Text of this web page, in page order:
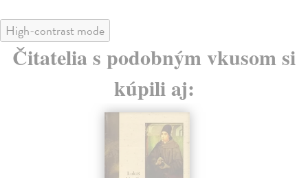
High-contrast mode
Čitatelia s podobným vkusom si
kúpili aj: